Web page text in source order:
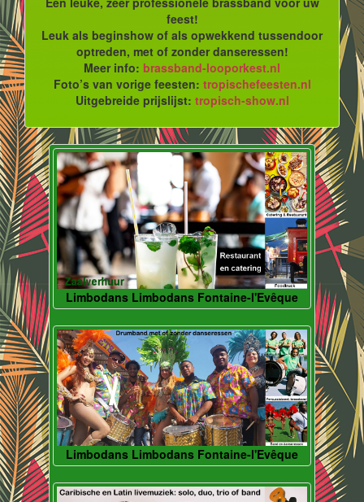
feest!
Leuk als beginshow of als opwekkend tussendoor
optreden, met of zonder danseressen!
Meer info: brassband-looporkest.nl
Foto’s van vorige feesten: tropischefeesten.nl
Uitgebreide prijslijst: tropisch-show.nl
Limbodans Limbodans Fontaine-l'Evêque
Limbodans Limbodans Fontaine-l'Evêque